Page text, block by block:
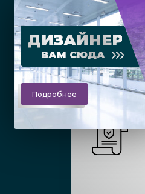
ДИЗАЙНЕР
ВАМ СЮДА
Подробнее